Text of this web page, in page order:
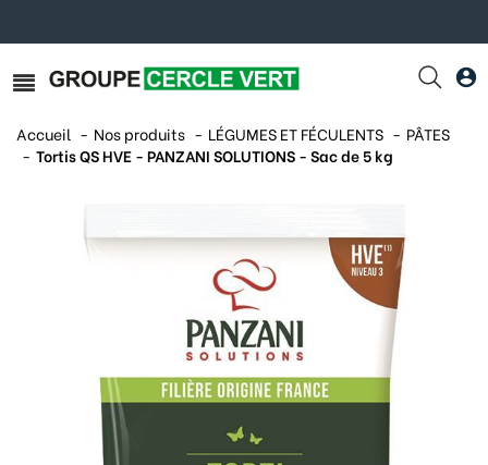
Accueil Nos produits LÉGUMES ET FÉCULENTS
PÂTES
Tortis QS HVE - PANZANI SOLUTIONS - Sac de 5 kg